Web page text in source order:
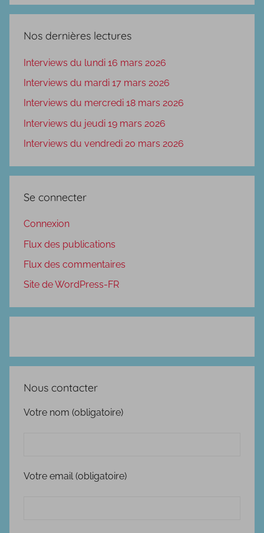
Nos dernières lectures
Interviews du lundi 16 mars 2026
Interviews du mardi 17 mars 2026
Interviews du mercredi 18 mars 2026
Interviews du jeudi 19 mars 2026
Interviews du vendredi 20 mars 2026
Se connecter
Connexion
Flux des publications
Flux des commentaires
Site de WordPress-FR
Nous contacter
Votre nom (obligatoire)
Votre email (obligatoire)